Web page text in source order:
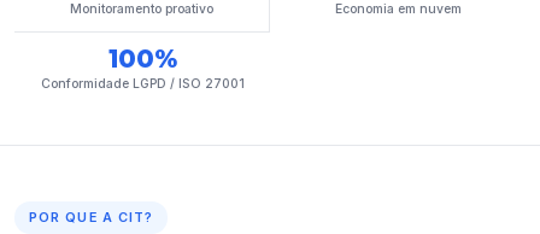
Monitoramento proativo Economia em nuvem
100%
Conformidade LGPD / ISO 27001
POR QUE A CIT?